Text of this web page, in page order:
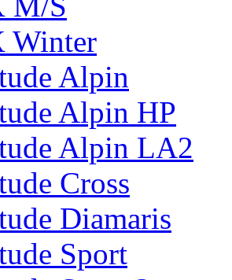
Winter
Alpin
Alpin HP
Alpin LA2
Cross
Diamaris
Sport